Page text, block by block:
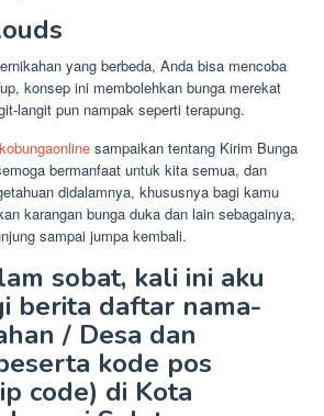
yang berbeda, Anda bisa mencoba
konsep ini membolehkan bunga merekat
langit pun nampak seperti terapung.
sampaikan tentang Kirim Bunga
bermanfaat untuk kita semua, dan
didalamnya, khususnya bagi kamu
karangan bunga duka dan lain sebagainya,
sampai jumpa kembali.
sobat, kali ini aku
berita daftar nama-
/ Desa dan
kode pos
code) di Kota